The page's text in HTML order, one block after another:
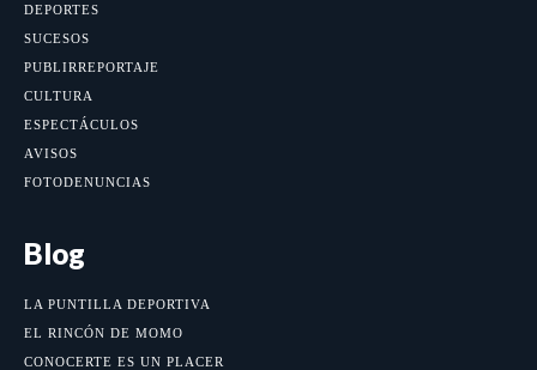
DEPORTES
SUCESOS
PUBLIRREPORTAJE
CULTURA
ESPECTÁCULOS
AVISOS
FOTODENUNCIAS
Blog
LA PUNTILLA DEPORTIVA
EL RINCÓN DE MOMO
CONOCERTE ES UN PLACER